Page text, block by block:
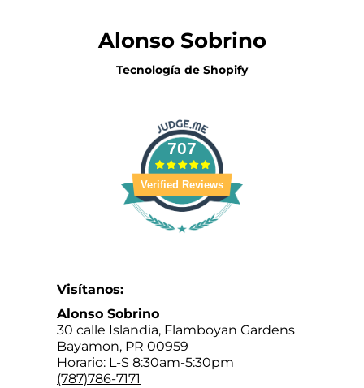
Alonso Sobrino
Tecnología de Shopify
707
Verified Reviews
Visítanos:
Alonso Sobrino
30 calle Islandia, Flamboyan Gardens
Bayamon, PR 00959
Horario: L-S 8:30am-5:30pm
(787)786-7171